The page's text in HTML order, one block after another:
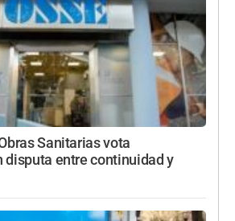
Sanitarias vota
disputa entre continuidad y